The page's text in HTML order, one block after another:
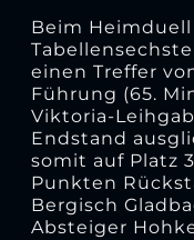
Beim
einen Treffer
Führung (65.
Viktoria-
Endstand
somit auf Platz
Punkten
Bergisch
Absteiger